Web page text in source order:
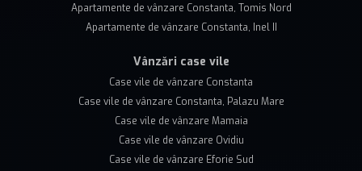
Apartamente de vânzare Constanta, Tomis Nord
Apartamente de vânzare Constanta, Inel II
Vânzări case vile
Case vile de vânzare Constanta
Case vile de vânzare Constanta, Palazu Mare
Case vile de vânzare Mamaia
Case vile de vânzare Ovidiu
Case vile de vânzare Eforie Sud